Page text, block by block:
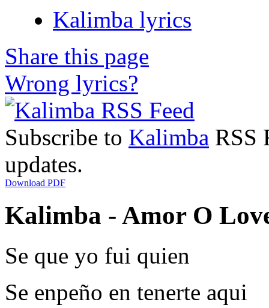
Kalimba lyrics
Share this page
Wrong lyrics?
Subscribe to Kalimba RSS
updates.
Download PDF
Kalimba - Amor O
Se que yo fui quien
Se enpeño en tenerte aqui